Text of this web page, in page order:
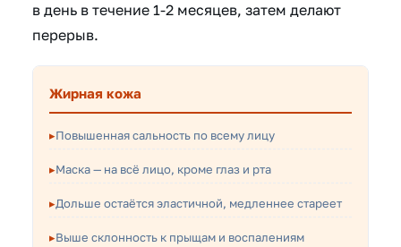
в день в течение 1-2 месяцев, затем делают
перерыв.
Жирная кожа
Повышенная сальность по всему лицу
Маска — на всё лицо, кроме глаз и рта
Дольше остаётся эластичной, медленнее стареет
Выше склонность к прыщам и воспалениям